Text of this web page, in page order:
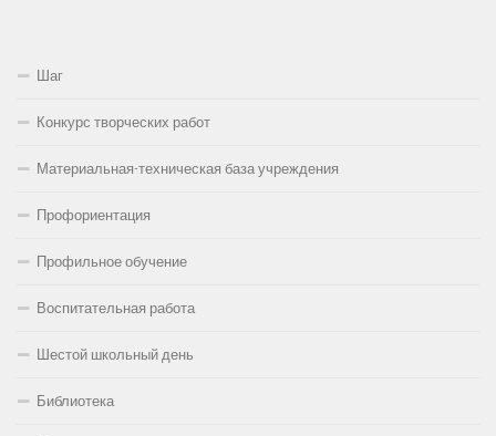
Шаг
Конкурс творческих работ
Материальная-техническая база учреждения
Профориентация
Профильное обучение
Воспитательная работа
Шестой школьный день
Библиотека